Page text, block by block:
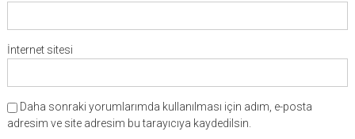
İnternet sitesi
Daha sonraki yorumlarımda kullanılması için adım, e-posta
adresim ve site adresim bu tarayıcıya kaydedilsin.